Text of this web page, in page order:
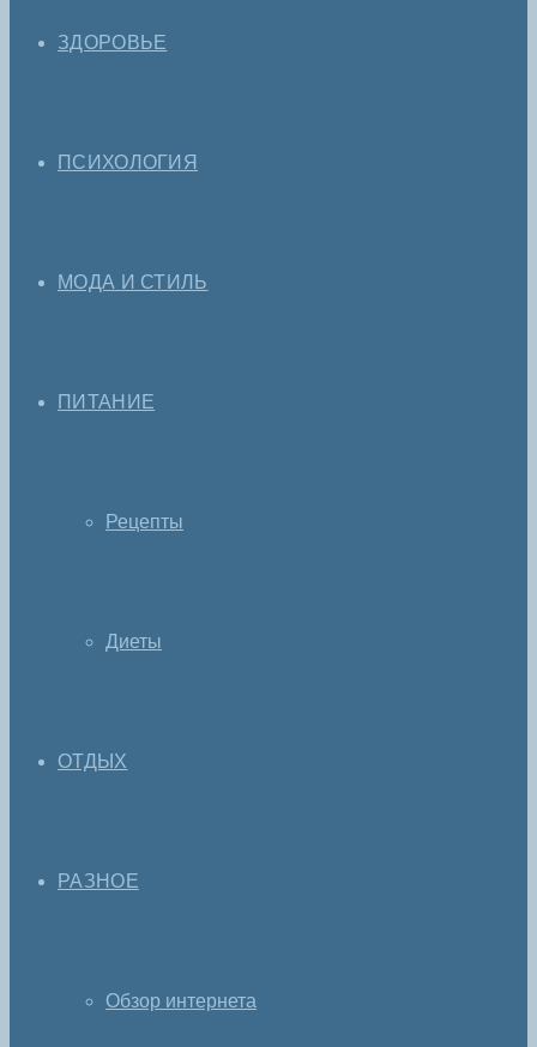
ЗДОРОВЬЕ
ПСИХОЛОГИЯ
МОДА И СТИЛЬ
ПИТАНИЕ
Рецепты
Диеты
ОТДЫХ
РАЗНОЕ
Обзор интернета